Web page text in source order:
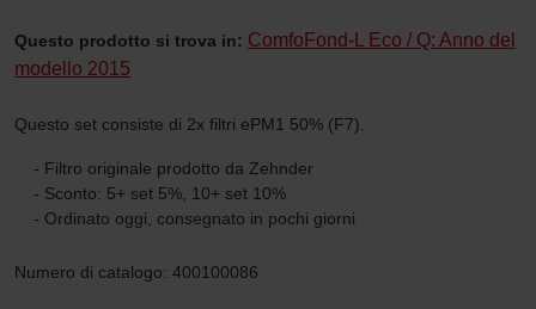
Questo prodotto si trova in: ComfoFond-L Eco / Q: Anno del
modello 2015
Questo set consiste di 2x filtri ePM1 50% (F7).
- Filtro originale prodotto da Zehnder
- Sconto: 5+ set 5%, 10+ set 10%
- Ordinato oggi, consegnato in pochi giorni
Numero di catalogo: 400100086